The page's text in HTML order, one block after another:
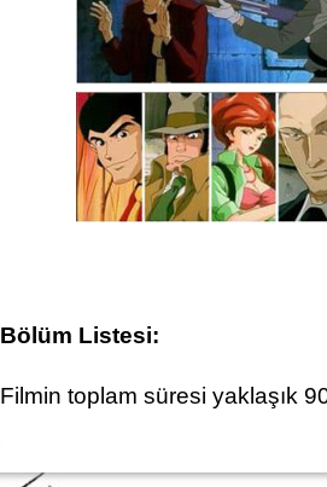
Bölüm Listesi:
Filmin toplam süresi yaklaşık